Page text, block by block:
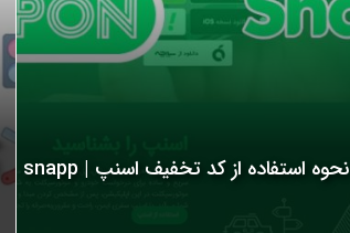
نحوه استفاده از کد تخفیف اسنپ | snapp